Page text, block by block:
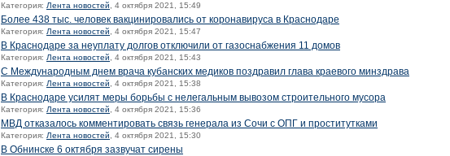
Категория: Лента новостей , 4 октября 2021, 15:49
Более 438 тыс. человек вакцинировались от коронавируса в Краснодаре
Категория: Лента новостей , 4 октября 2021, 15:47
В Краснодаре за неуплату долгов отключили от газоснабжения 11 домов
Категория: Лента новостей , 4 октября 2021, 15:43
С Международным днем врача кубанских медиков поздравил глава краевого минздрава
Категория: Лента новостей , 4 октября 2021, 15:38
В Краснодаре усилят меры борьбы с нелегальным вывозом строительного мусора
Категория: Лента новостей , 4 октября 2021, 15:36
МВД отказалось комментировать связь генерала из Сочи с ОПГ и проститутками
Категория: Лента новостей , 4 октября 2021, 15:30
В Обнинске 6 октября зазвучат сирены